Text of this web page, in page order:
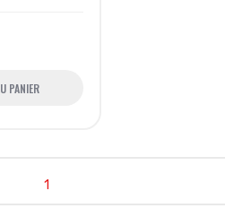
PANIER
1